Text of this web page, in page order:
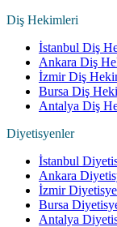
Diş Hekimleri
İstanbul Diş
Ankara Diş
İzmir Diş
Bursa Diş
Antalya Diş
Diyetisyenler
İstanbul
Ankara
İzmir
Bursa
Antalya